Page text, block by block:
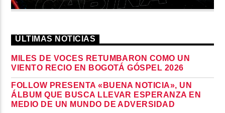
ÚLTIMAS NOTICIAS
MILES DE VOCES RETUMBARON COMO UN
VIENTO RECIO EN BOGOTÁ GÓSPEL 2026
FOLLOW PRESENTA «BUENA NOTICIA», UN
ÁLBUM QUE BUSCA LLEVAR ESPERANZA EN
MEDIO DE UN MUNDO DE ADVERSIDAD